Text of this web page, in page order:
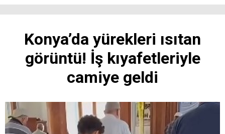
Konya’da yürekleri ısıtan
görüntü! İş kıyafetleriyle
camiye geldi